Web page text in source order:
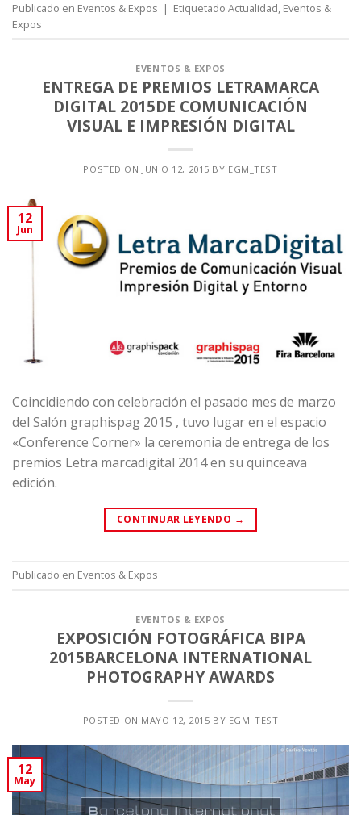
Publicado en Eventos & Expos | Etiquetado Actualidad, Eventos &
Expos
EVENTOS & EXPOS
ENTREGA DE PREMIOS LETRAMARCA
DIGITAL 2015DE COMUNICACIÓN
VISUAL E IMPRESIÓN DIGITAL
POSTED ON JUNIO 12, 2015 BY EGM_TEST
12
Jun
Coincidiendo con celebración el pasado mes de marzo
del Salón graphispag 2015 , tuvo lugar en el espacio
«Conference Corner» la ceremonia de entrega de los
premios Letra marcadigital 2014en su quinceava
edición.
CONTINUAR LEYENDO →
Publicado en Eventos & Expos
EVENTOS & EXPOS
EXPOSICIÓN FOTOGRÁFICA BIPA
2015BARCELONA INTERNATIONAL
PHOTOGRAPHY AWARDS
POSTED ON MAYO 12, 2015 BY EGM_TEST
12
May